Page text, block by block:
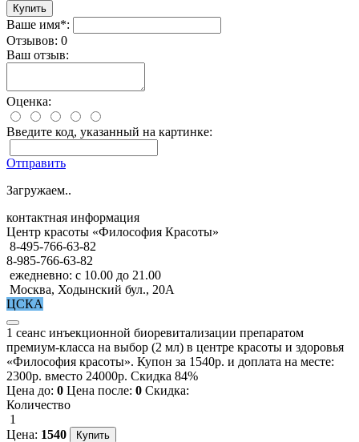
Ваше имя*:
Отзывов: 0
Ваш отзыв:
Оценка:
Введите код, указанный на картинке:
Отправить
Загружаем..
контактная информация
Центр красоты «Философия Красоты»
8-495-766-63-82
8-985-766-63-82
ежедневно: с 10.00 до 21.00
Москва, Ходынский бул., 20А
ЦСКА
1 сеанс инъекционной биоревитализации препаратом
премиум-класса на выбор (2 мл) в центре красоты и здоровья
«Философия красоты». Купон за 1540р. и доплата на месте:
2300р. вместо 24000р. Скидка 84%
Цена до: 0 Цена после: 0 Скидка:
Количество
1
Цена: 1540